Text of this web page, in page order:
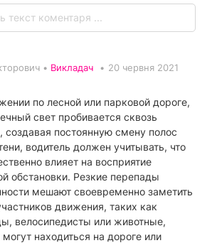
• Викладач • 20 червня 2021
по лесной или парковой дороге,
свет пробивается сквозь
создавая постоянную смену полос
водитель должен учитывать, что
влияет на восприятие
обстановки. Резкие перепады
мешают своевременно заметить
движения, таких как
велосипедисты или животные,
находиться на дороге или